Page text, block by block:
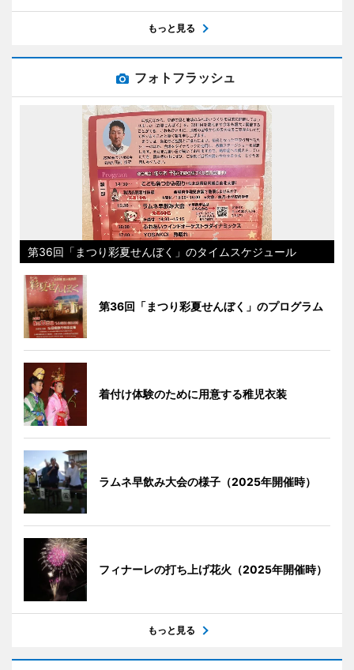
もっと見る
フォトフラッシュ
第36回「まつり彩夏せんぼく」のタイムスケジュール
第36回「まつり彩夏せんぼく」のプログラム
着付け体験のために用意する稚児衣装
ラムネ早飲み大会の様子（2025年開催時）
フィナーレの打ち上げ花火（2025年開催時）
もっと見る